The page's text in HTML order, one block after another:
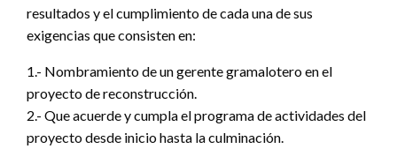
resultados y el cumplimiento de cada una de sus
exigencias que consisten en:
1.- Nombramiento de un gerente gramalotero en el
proyecto de reconstrucción.
2.- Que acuerde y cumpla el programa de actividades del
proyecto desde inicio hasta la culminación.